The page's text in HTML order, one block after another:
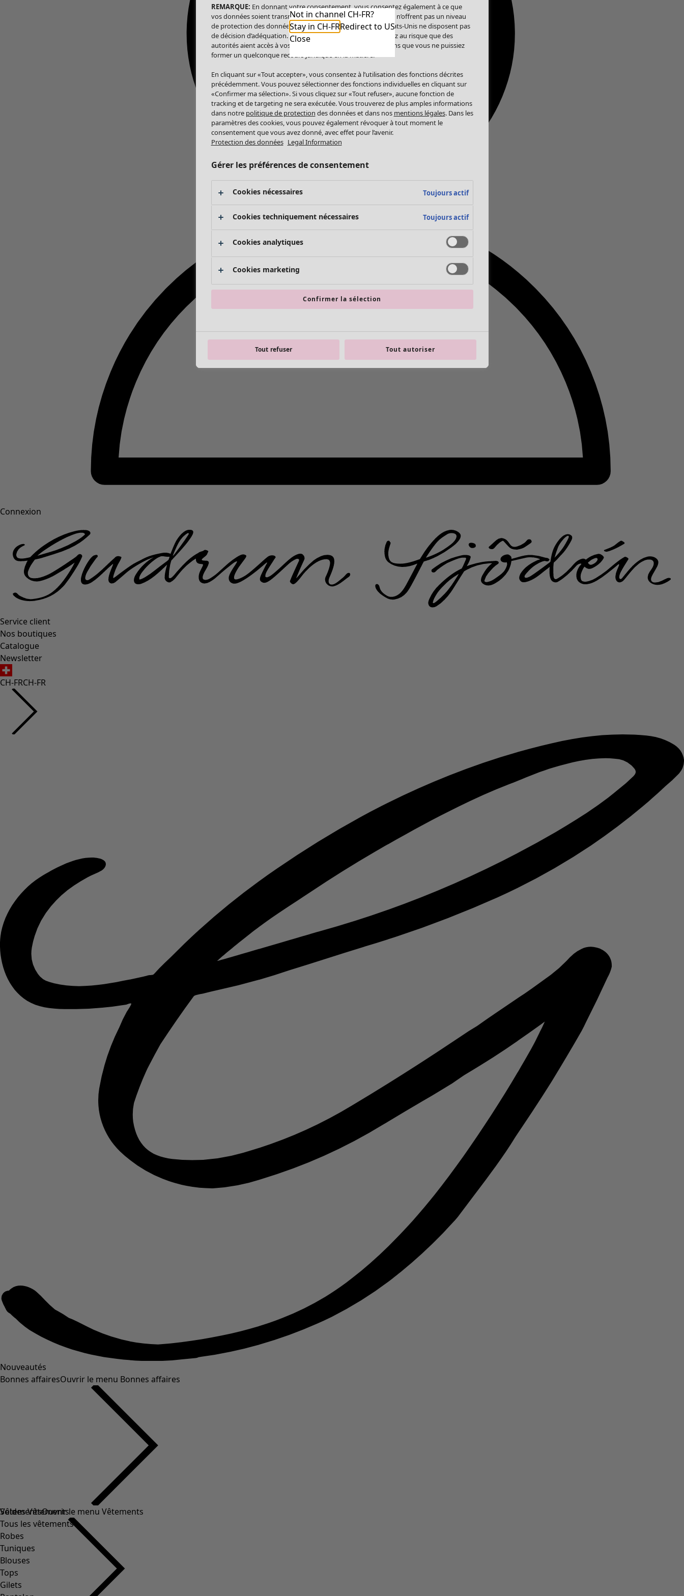
Connexion
Service client
Nos boutiques
Catalogue
Newsletter
CH-FRCH-FR
Nouveautés
Bonnes affairesOuvrir le menu Bonnes affaires
Soldes Vêtements
Tous les vêtements
Robes
Tuniques
Blouses
Tops
Gilets
VêtementsOuvrir le menu Vêtements
Not in channel CH-FR?
Stay in CH-FRRedirect to US
Close
REMARQUE: En donnant votre consentement, vous consentez également à ce que
vos données soient transmises aux États-Unis. Les États-Unis n’offrent pas un niveau
de protection des données comparable à celui de l’UE. Les États-Unis ne disposent pas
de décision d’adéquation. Par conséquent, vous vous exposez au risque que des
autorités aient accès à vos données à caractère personnel sans que vous ne puissiez
former un quelconque recours juridique en la matière.
En cliquant sur «Tout accepter», vous consentez à l’utilisation des fonctions décrites
précédemment. Vous pouvez sélectionner des fonctions individuelles en cliquant sur
«Confirmer ma sélection». Si vous cliquez sur «Tout refuser», aucune fonction de
tracking et de targeting ne sera exécutée. Vous trouverez de plus amples informations
dans notre politique de protection des données et dans nos mentions légales. Dans les
paramètres des cookies, vous pouvez également révoquer à tout moment le
consentement que vous avez donné, avec effet pour l’avenir.
Protection des données Legal Information
Gérer les préférences de consentement
Cookies nécessaires Toujours actif
Cookies techniquement nécessaires Toujours actif
Cookies analytiques
Cookies marketing
Confirmer la sélection
Tout refuser Tout autoriser